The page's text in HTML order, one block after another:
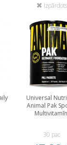
Izpārdots
Universal
Animal Pak
30 pac